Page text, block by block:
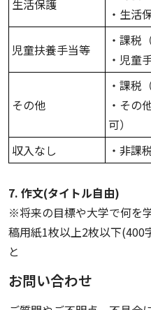
生活保護
・生活
児童扶養手当等
・課税
・児童
その他
・課税
・その
可）
収入なし
・非課
7. 作文(タイトル自由)
※将来の目標や大学で何を
稿用紙1枚以上2枚以下(400
と
お問い合わせ